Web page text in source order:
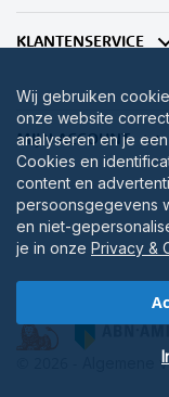
KLANTENSERVICE
MIJN ACCOUNT
Algemene
Wij gebruiken
onze website
analyseren en je
Cookies en
content en
persoonsgegevens
en niet-
je in onze Privacy &